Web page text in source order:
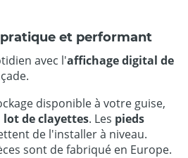
et performant
avec l'affichage digital de
disponible à votre guise,
lot de clayettes. Les pieds
de l'installer à niveau.
sont de fabriqué en Europe.